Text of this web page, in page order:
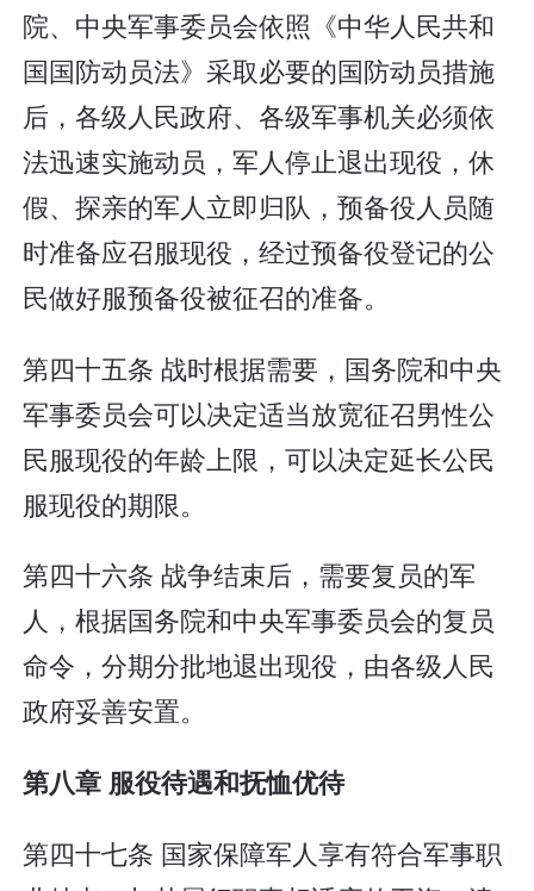
院、中央军事委员会依照《中华人民共和
国国防动员法》采取必要的国防动员措施
后，各级人民政府、各级军事机关必须依
法迅速实施动员，军人停止退出现役，休
假、探亲的军人立即归队，预备役人员随
时准备应召服现役，经过预备役登记的公
民做好服预备役被征召的准备。
第四十五条 战时根据需要，国务院和中央
军事委员会可以决定适当放宽征召男性公
民服现役的年龄上限，可以决定延长公民
服现役的期限。
第四十六条 战争结束后，需要复员的军
人，根据国务院和中央军事委员会的复员
命令，分期分批地退出现役，由各级人民
政府妥善安置。
第八章 服役待遇和抚恤优待
第四十七条 国家保障军人享有符合军事职